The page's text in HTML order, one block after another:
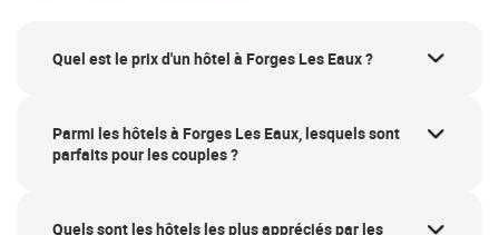
Quel est le prix d'un hôtel à Forges Les Eaux ?
Parmi les hôtels à Forges Les Eaux, lesquels sont
parfaits pour les couples ?
Quels sont les hôtels les plus appréciés par les